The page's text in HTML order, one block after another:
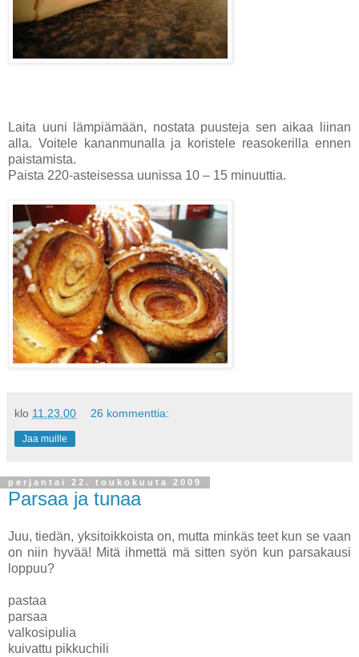
Laita uuni lämpiämään, nostata puusteja sen aikaa liinan
alla. Voitele kananmunalla ja koristele reasokerilla ennen
paistamista.
Paista 220-asteisessa uunissa 10 – 15 minuuttia.
klo 11.23.00 26 kommenttia:
Jaa muille
perjantai 22. toukokuuta 2009
Parsaa ja tunaa
Juu, tiedän, yksitoikkoista on, mutta minkäs teet kun se vaan
on niin hyvää! Mitä ihmettä mä sitten syön kun parsakausi
loppuu?
pastaa
parsaa
valkosipulia
kuivattu pikkuchili